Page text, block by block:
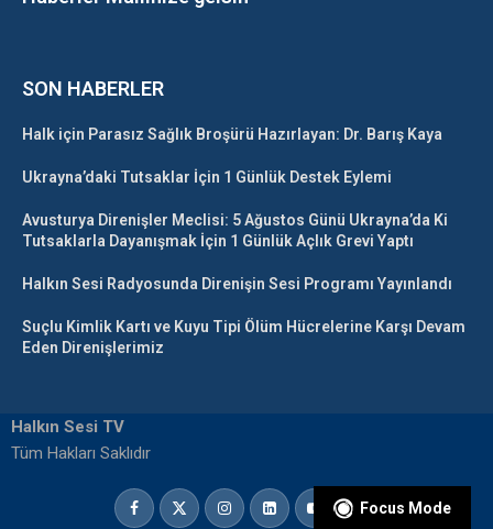
SON HABERLER
Halk için Parasız Sağlık Broşürü Hazırlayan: Dr. Barış Kaya
Ukrayna’daki Tutsaklar İçin 1 Günlük Destek Eylemi
Avusturya Direnişler Meclisi: 5 Ağustos Günü Ukrayna’da Ki
Tutsaklarla Dayanışmak İçin 1 Günlük Açlık Grevi Yaptı
Halkın Sesi Radyosunda Direnişin Sesi Programı Yayınlandı
Suçlu Kimlik Kartı ve Kuyu Tipi Ölüm Hücrelerine Karşı Devam
Eden Direnişlerimiz
Halkın Sesi TV
Tüm Hakları Saklıdır
Focus Mode